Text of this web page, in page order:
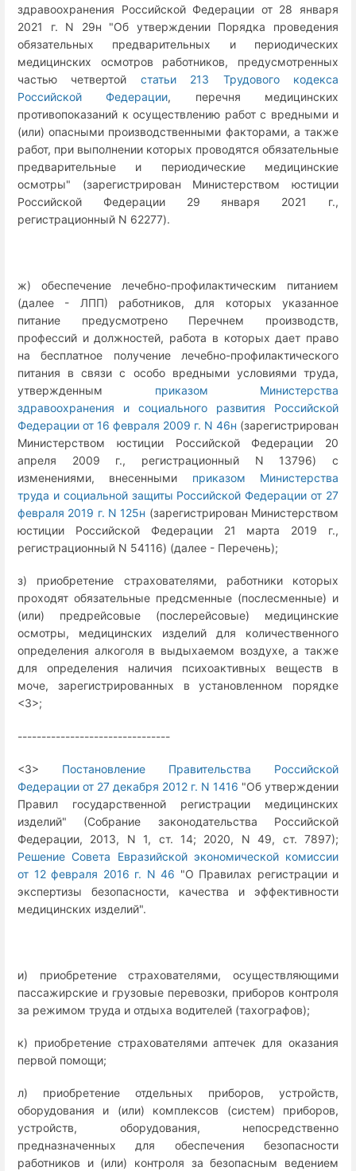
здравоохранения Российской Федерации от 28 января
2021 г. N 29н "Об утверждении Порядка проведения
обязательных предварительных и периодических
медицинских осмотров работников, предусмотренных
частью четвертой статьи 213 Трудового кодекса
Российской Федерации, перечня медицинских
противопоказаний к осуществлению работ с вредными и
(или) опасными производственными факторами, а также
работ, при выполнении которых проводятся обязательные
предварительные и периодические медицинские
осмотры" (зарегистрирован Министерством юстиции
Российской Федерации 29 января 2021 г.,
регистрационный N 62277).
ж) обеспечение лечебно-профилактическим питанием
(далее - ЛПП) работников, для которых указанное
питание предусмотрено Перечнем производств,
профессий и должностей, работа в которых дает право
на бесплатное получение лечебно-профилактического
питания в связи с особо вредными условиями труда,
утвержденным приказом Министерства
здравоохранения и социального развития Российской
Федерации от 16 февраля 2009 г. N 46н (зарегистрирован
Министерством юстиции Российской Федерации 20
апреля 2009 г., регистрационный N 13796) с
изменениями, внесенными приказом Министерства
труда и социальной защиты Российской Федерации от 27
февраля 2019 г. N 125н (зарегистрирован Министерством
юстиции Российской Федерации 21 марта 2019 г.,
регистрационный N 54116) (далее - Перечень);
з) приобретение страхователями, работники которых
проходят обязательные предсменные (послесменные) и
(или) предрейсовые (послерейсовые) медицинские
осмотры, медицинских изделий для количественного
определения алкоголя в выдыхаемом воздухе, а также
для определения наличия психоактивных веществ в
моче, зарегистрированных в установленном порядке
<3>;
--------------------------------
<3> Постановление Правительства Российской
Федерации от 27 декабря 2012 г. N 1416 "Об утверждении
Правил государственной регистрации медицинских
изделий" (Собрание законодательства Российской
Федерации, 2013, N 1, ст. 14; 2020, N 49, ст. 7897);
Решение Совета Евразийской экономической комиссии
от 12 февраля 2016 г. N 46 "О Правилах регистрации и
экспертизы безопасности, качества и эффективности
медицинских изделий".
и) приобретение страхователями, осуществляющими
пассажирские и грузовые перевозки, приборов контроля
за режимом труда и отдыха водителей (тахографов);
к) приобретение страхователями аптечек для оказания
первой помощи;
л) приобретение отдельных приборов, устройств,
оборудования и (или) комплексов (систем) приборов,
устройств, оборудования, непосредственно
предназначенных для обеспечения безопасности
работников и (или) контроля за безопасным ведением